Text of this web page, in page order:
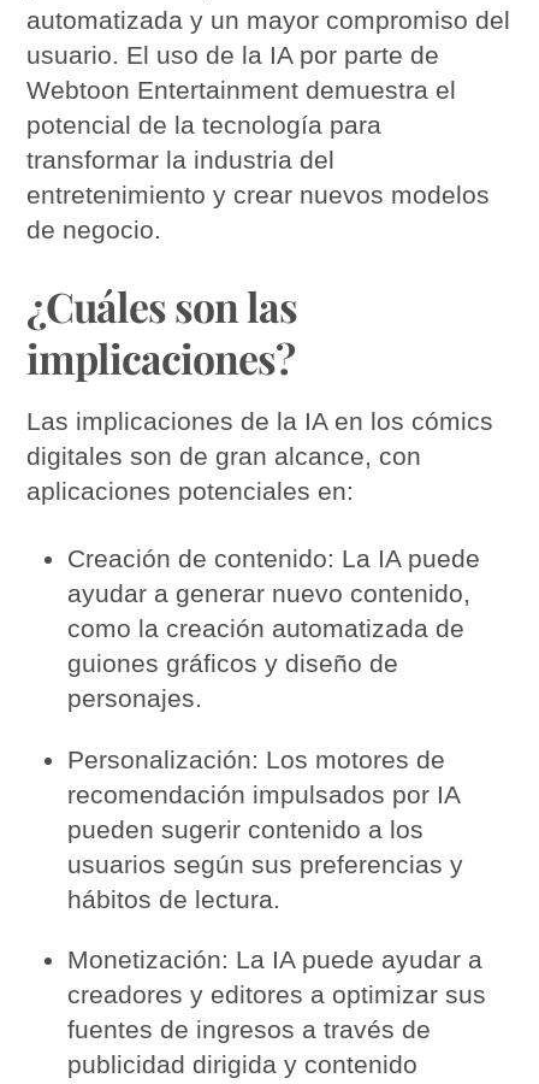
automatizada y un mayor compromiso del
usuario. El uso de la IA por parte de
Webtoon Entertainment demuestra el
potencial de la tecnología para
transformar la industria del
entretenimiento y crear nuevos modelos
de negocio.
¿Cuáles son las
implicaciones?
Las implicaciones de la IA en los cómics
digitales son de gran alcance, con
aplicaciones potenciales en:
Creación de contenido: La IA puede
ayudar a generar nuevo contenido,
como la creación automatizada de
guiones gráficos y diseño de
personajes.
Personalización: Los motores de
recomendación impulsados por IA
pueden sugerir contenido a los
usuarios según sus preferencias y
hábitos de lectura.
Monetización: La IA puede ayudar a
creadores y editores a optimizar sus
fuentes de ingresos a través de
publicidad dirigida y contenido